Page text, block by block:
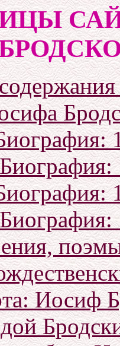
Иосиф